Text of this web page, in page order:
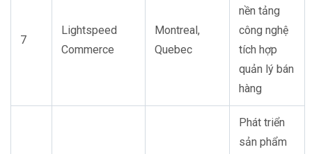
7
Lightspeed
Commerce
Montreal,
Quebec
nền tảng
công nghệ
tích hợp
quản lý bán
hàng
Phát triển
sản phẩm